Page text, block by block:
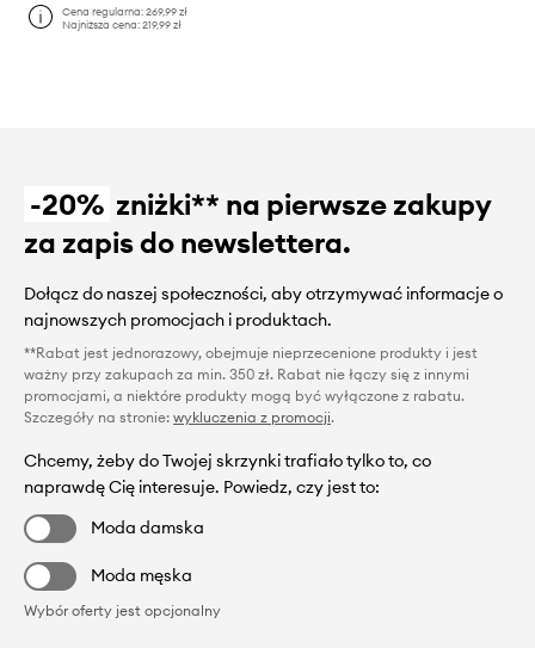
Cena regularna:269,99 zł
Najniższa cena:219,99 zł
-20% zniżki** na pierwsze zakupy
za zapis do newslettera.
Dołącz do naszej społeczności, aby otrzymywać informacje o
najnowszych promocjach i produktach.
**Rabat jest jednorazowy, obejmuje nieprzecenione produkty i jest
ważny przy zakupach za min. 350 zł. Rabat nie łączy się z innymi
promocjami, a niektóre produkty mogą być wyłączone z rabatu.
Szczegóły na stronie: wykluczenia z promocji.
Chcemy, żeby do Twojej skrzynki trafiało tylko to, co
naprawdę Cię interesuje. Powiedz, czy jest to:
Moda damska
Moda męska
Wybór oferty jest opcjonalny